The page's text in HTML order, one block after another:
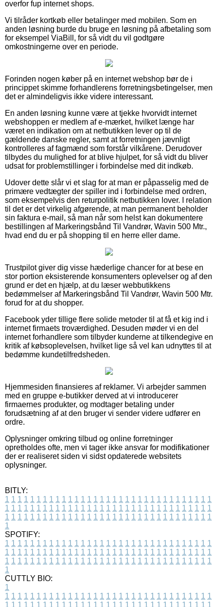
overfor fup internet shops.
Vi tilråder kortkøb eller betalinger med mobilen. Som en
anden løsning burde du bruge en løsning på afbetaling som
for eksempel ViaBill, for så vidt du vil godtgøre
omkostningerne over en periode.
Forinden nogen køber på en internet webshop bør de i
princippet skimme forhandlerens forretningsbetingelser, men
det er almindeligvis ikke videre interessant.
En anden løsning kunne være at tjekke hvorvidt internet
webshoppen er medlem af e-mærket, hvilket længe har
været en indikation om at netbutikken lever op til de
gældende danske regler, samt at forretningen jævnligt
kontrolleres af fagmænd som forstår vilkårene. Derudover
tilbydes du mulighed for at blive hjulpet, for så vidt du bliver
udsat for problemstillinger i forbindelse med dit indkøb.
Udover dette slår vi et slag for at man er påpasselig med de
primære vedtægter der spiller ind i forbindelse med ordren,
som eksempelvis den returpolitik netbutikken lover. I relation
til det er det virkelig afgørende, at man permanent beholder
sin faktura e-mail, så man når som helst kan dokumentere
bestillingen af Markeringsbånd Til Vandrør, Wavin 500 Mtr.,
hvad end du er på shopping til en herre eller dame.
Trustpilot giver dig visse hæderlige chancer for at bese en
stor portion eksisterende konsumenters oplevelser og af den
grund er det en hjælp, at du læser webbutikkens
bedømmelser af Markeringsbånd Til Vandrør, Wavin 500 Mtr.
forud for at du shopper.
Facebook yder tillige flere solide metoder til at få et kig ind i
internet firmaets troværdighed. Desuden møder vi en del
internet forhandlere som tilbyder kunderne at tilkendegive en
kritik af købsoplevelsen, hvilket lige så vel kan udnyttes til at
bedømme kundetilfredsheden.
Hjemmesiden finansieres af reklamer. Vi arbejder sammen
med en gruppe e-butikker derved at vi introducerer
firmaernes produkter, og modtager betaling under
forudsætning af at den bruger vi sender videre udfører en
ordre.
Oplysninger omkring tilbud og online forretninger
opretholdes ofte, men vi tager ikke ansvar for modifikationer
der er realiseret siden vi sidst opdaterede websitets
oplysninger.
BITLY:
1 1 1 1 1 1 1 1 1 1 1 1 1 1 1 1 1 1 1 1 1 1 1 1 1 1 1 1 1 1 1 1 1
1 1 1 1 1 1 1 1 1 1 1 1 1 1 1 1 1 1 1 1 1 1 1 1 1 1 1 1 1 1 1 1 1
1 1 1 1 1 1 1 1 1 1 1 1 1 1 1 1 1 1 1 1 1 1 1 1 1 1 1 1 1 1 1 1 1
1
SPOTIFY:
1 1 1 1 1 1 1 1 1 1 1 1 1 1 1 1 1 1 1 1 1 1 1 1 1 1 1 1 1 1 1 1 1
1 1 1 1 1 1 1 1 1 1 1 1 1 1 1 1 1 1 1 1 1 1 1 1 1 1 1 1 1 1 1 1 1
1 1 1 1 1 1 1 1 1 1 1 1 1 1 1 1 1 1 1 1 1 1 1 1 1 1 1 1 1 1 1 1 1
1
CUTTLY BIO:
1
1 1 1 1 1 1 1 1 1 1 1 1 1 1 1 1 1 1 1 1 1 1 1 1 1 1 1 1 1 1 1 1 1
1 1 1 1 1 1 1 1 1 1 1 1 1 1 1 1 1 1 1 1 1 1 1 1 1 1 1 1 1 1 1 1 1